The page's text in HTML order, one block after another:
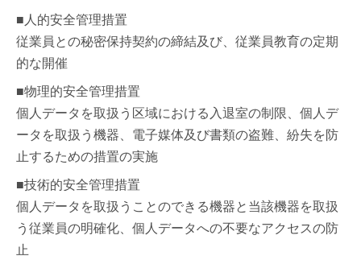
■人的安全管理措置
従業員との秘密保持契約の締結及び、従業員教育の定期
的な開催
■物理的安全管理措置
個人データを取扱う区域における入退室の制限、個人デ
ータを取扱う機器、電子媒体及び書類の盗難、紛失を防
止するための措置の実施
■技術的安全管理措置
個人データを取扱うことのできる機器と当該機器を取扱
う従業員の明確化、個人データへの不要なアクセスの防
止